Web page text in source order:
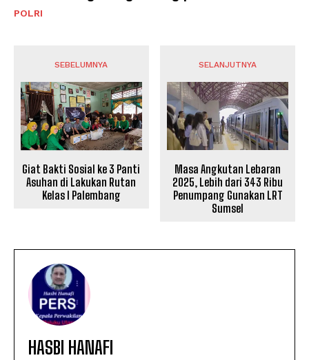
POLRI
SEBELUMNYA
Giat Bakti Sosial ke 3 Panti
Asuhan di Lakukan Rutan
Kelas I Palembang
SELANJUTNYA
Masa Angkutan Lebaran
2025, Lebih dari 343 Ribu
Penumpang Gunakan LRT
Sumsel
HASBI HANAFI